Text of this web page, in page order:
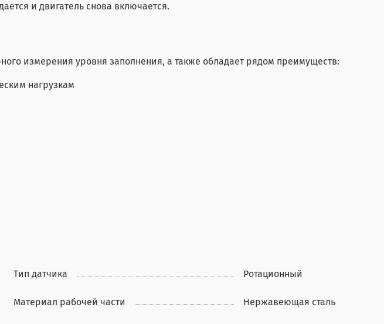
и двигатель снова включается.
измерения уровня заполнения, а также обладает рядом преимуществ:
нагрузкам
Тип датчика Ротационный
Материал рабочей части Нержавеющая сталь